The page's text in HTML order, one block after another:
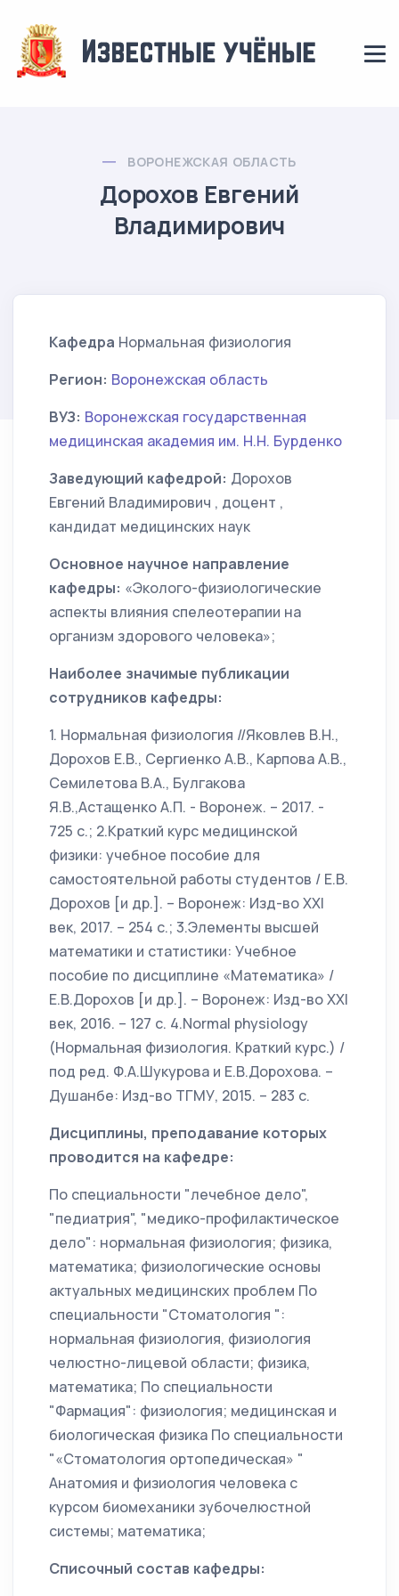
ВОРОНЕЖСКАЯ ОБЛАСТЬ
Дорохов Евгений
Владимирович
Кафедра Нормальная физиология
Регион: Воронежская область
ВУЗ: Воронежская государственная
медицинская академия им. Н.Н. Бурденко
Заведующий кафедрой: Дорохов
Евгений Владимирович , доцент ,
кандидат медицинских наук
Основное научное направление
кафедры: «Эколого-физиологические
аспекты влияния спелеотерапии на
организм здорового человека»;
Наиболее значимые публикации
сотрудников кафедры:
1. Нормальная физиология //Яковлев В.Н.,
Дорохов Е.В., Сергиенко А.В., Карпова А.В.,
Семилетова В.А., Булгакова
Я.В.,Астащенко А.П. - Воронеж. – 2017. -
725 с.; 2.Краткий курс медицинской
физики: учебное пособие для
самостоятельной работы студентов / Е.В.
Дорохов [и др.]. – Воронеж: Изд-во XXI
век, 2017. – 254 с.; 3.Элементы высшей
математики и статистики: Учебное
пособие по дисциплине «Математика» /
Е.В.Дорохов [и др.]. – Воронеж: Изд-во XXI
век, 2016. – 127 с. 4.Normal physiology
(Нормальная физиология. Краткий курс.) /
под ред. Ф.А.Шукурова и Е.В.Дорохова. –
Душанбе: Изд-во ТГМУ, 2015. – 283 с.
Дисциплины, преподавание которых
проводится на кафедре:
По специальности "лечебное дело",
"педиатрия", "медико-профилактическое
дело": нормальная физиология; физика,
математика; физиологические основы
актуальных медицинских проблем По
специальности "Стоматология ":
нормальная физиология, физиология
челюстно-лицевой области; физика,
математика; По специальности
"Фармация": физиология; медицинская и
биологическая физика По специальности
"«Стоматология ортопедическая» "
Анатомия и физиология человека с
курсом биомеханики зубочелюстной
системы; математика;
Списочный состав кафедры: